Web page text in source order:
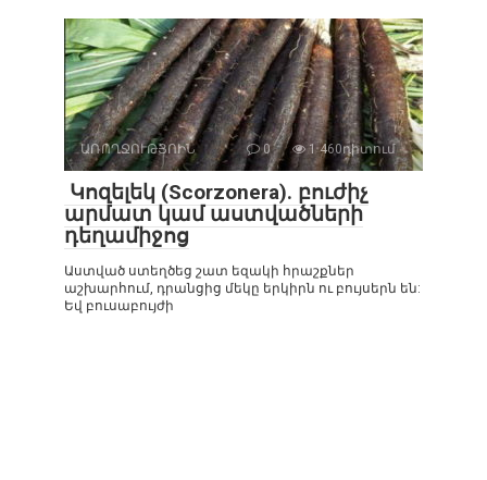
ԱՌՈՂՋՈՒԹՅՈԻՆ 0 1 460դիտում
Կոզելեկ (Scorzonera). բուժիչ
արմատ կամ աստվածների
դեղամիջոց
Աստված ստեղծեց շատ եզակի հրաշքներ
աշխարհում, դրանցից մեկը երկիրն ու բույսերն են:
Եվ բուսաբույժի